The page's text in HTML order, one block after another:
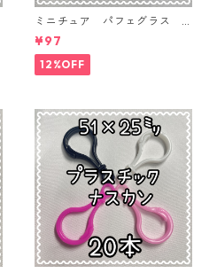
ミニチュア パフェグラス 3
個入り【MNT-GLS-3P-03】
¥97
12%OFF